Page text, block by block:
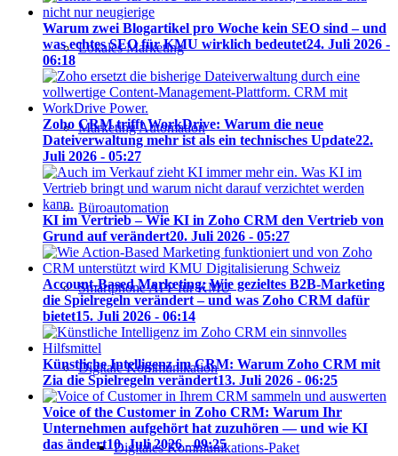
Lokales Marketing
Marketing Automation
Büroautomation
Smartphone APP für KMU
Digitale Kommunikation
Digitales Kommunikations-Paket
Warum zwei Blogartikel pro Woche kein SEO sind – und
was echtes SEO für KMU wirklich bedeutet24. Juli 2026 -
06:18
Zoho CRM trifft WorkDrive: Warum die neue
Dateiverwaltung mehr ist als ein technisches Update22.
Juli 2026 - 05:27
KI im Vertrieb – Wie KI in Zoho CRM den Vertrieb von
Grund auf verändert20. Juli 2026 - 05:27
Account-Based Marketing: Wie gezieltes B2B-Marketing
die Spielregeln verändert – und was Zoho CRM dafür
bietet15. Juli 2026 - 06:14
Künstliche Intelligenz im CRM: Warum Zoho CRM mit
Zia die Spielregeln verändert13. Juli 2026 - 06:25
Voice of the Customer in Zoho CRM: Warum Ihr
Unternehmen aufgehört hat zuzuhören — und wie KI
das ändert10. Juli 2026 - 09:25